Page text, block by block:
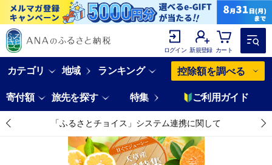
ログイン 新規登録 カート
カテゴリ 地域 ランキング 控除額を調べる
寄付額 旅先を探す 特集 ご利用ガイド
「ふるさとチョイス」システム連携に関して